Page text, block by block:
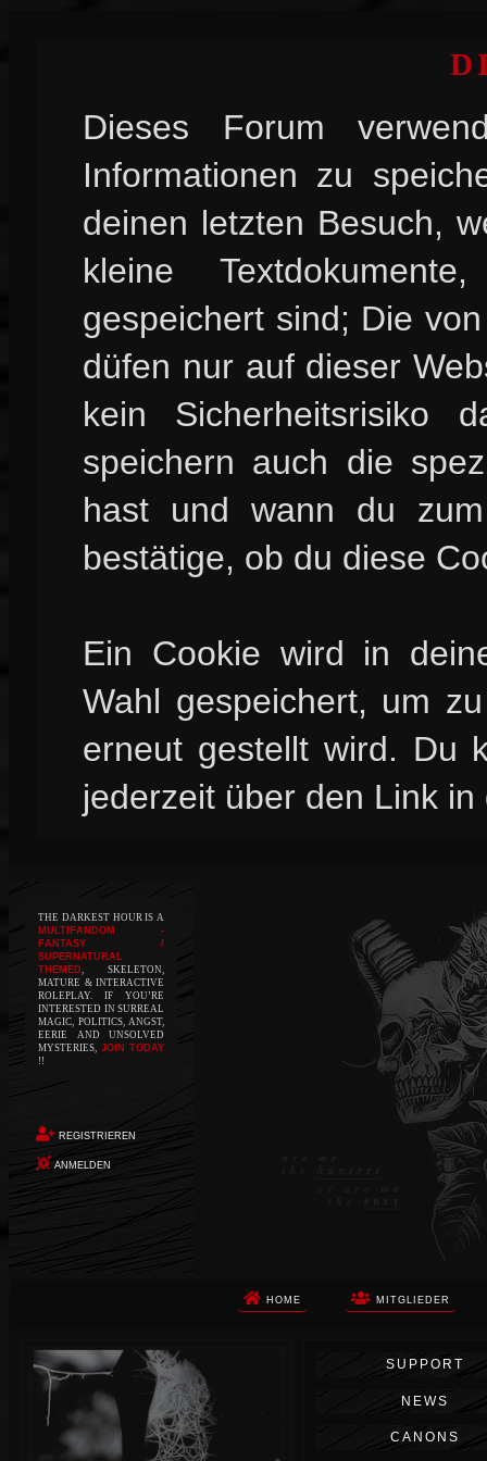
Dieses Forum
Informationen zu
deinen letzten Besuch,
kleine
gespeichert sind; Die
düfen nur auf dieser
kein Sicherheitsrisiko
speichern auch die
hast und wann du
bestätige, ob du diese
Ein Cookie wird in
Wahl gespeichert, um
erneut gestellt wird. Du
jederzeit über den Link
THE DARKEST HOUR IS A
MULTIFANDOM -
FANTASY /
SUPERNATURAL
THEMED, SKELETON,
MATURE & INTERACTIVE
ROLEPLAY. IF YOU’RE
INTERESTED IN SURREAL
MAGIC, POLITICS, ANGST,
EERIE AND UNSOLVED
MYSTERIES, JOIN TODAY
!!
REGISTRIEREN
ANMELDEN
HOME MITGLIEDER
Die Apokalypse. Das ist das Wort,
das Ihnen in den Sinn kommt, als
Sie auf dem Boden aufwachen, Ihr
Körper schmerzt und Ihr Geist
wird von alptraumhaften
Erinnerungen überflutet. Vor
SUPPORT
NEWS
CANONS